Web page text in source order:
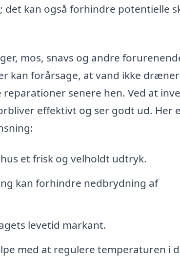
kan også forhindre potentielle
mos, snavs og andre
kan forårsage, at vand ikke dræner
senere hen. Ved at
effektivt og ser godt ud. Her
et frisk og velholdt udtryk.
kan forhindre nedbrydning af
levetid markant.
med at regulere temperaturen i